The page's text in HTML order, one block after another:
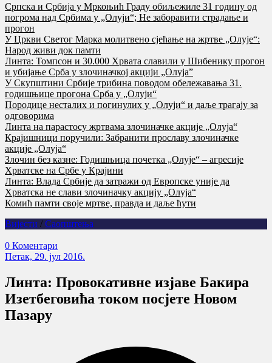
Српска и Србија у Мркоњић Граду обиљежиле 31 годину од
погрома над Србима у „Олуји“; Не заборавити страдање и
прогон
У Цркви Светог Марка молитвено сјећање на жртве „Олује“:
Народ живи док памти
Линта: Томпсон и 30.000 Хрвата славили у Шибенику прогон
и убијање Срба у злочиначкој акцији „Олуја”
У Скупштини Србије трибина поводом обележавања 31.
годишњице прогона Срба у „Олуји“
Породице несталих и погинулих у „Олуји“ и даље трагају за
одговорима
Линта на парастосу жртвама злочиначке акције „Олуја“
Крајишници поручили: Забранити прославу злочиначке
акције „Олуја“
Злочин без казне: Годишњица почетка „Олује“ – агресије
Хрватске на Србе у Крајини
Линта: Влада Србије да затражи од Европске уније да
Хрватска не слави злочиначку акцију „Олуја“
Комић памти своје мртве, правда и даље ћути
Вијести / Саопштења
0 Коментари
Петак, 29. јул 2016.
Линта: Провокативне изјаве Бакира
Изетбеговића тoком посјете Новом
Пазару